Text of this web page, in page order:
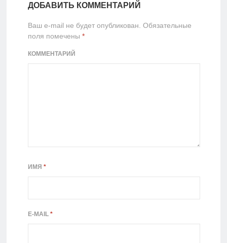
ДОБАВИТЬ КОММЕНТАРИЙ
Ваш e-mail не будет опубликован. Обязательные
поля помечены *
КОММЕНТАРИЙ
ИМЯ *
E-MAIL *